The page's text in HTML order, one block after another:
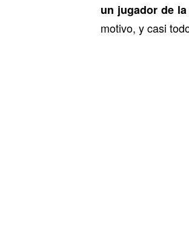
un jugador de
motivo, y casi